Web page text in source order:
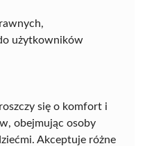
użytkowników
się o komfort i
obejmując osoby
Akceptuje różne